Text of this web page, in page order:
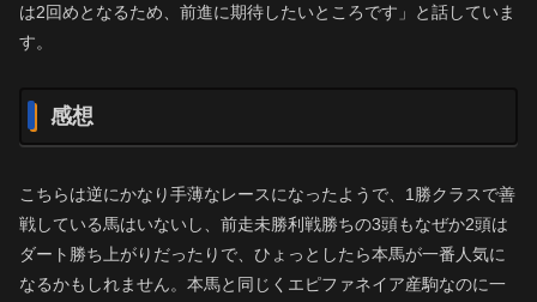
は2回めとなるため、前進に期待したいところです」と話していま
す。
感想
こちらは逆にかなり手薄なレースになったようで、1勝クラスで善
戦している馬はいないし、前走未勝利戦勝ちの3頭もなぜか2頭は
ダート勝ち上がりだったりで、ひょっとしたら本馬が一番人気に
なるかもしれません。本馬と同じくエピファネイア産駒なのに一